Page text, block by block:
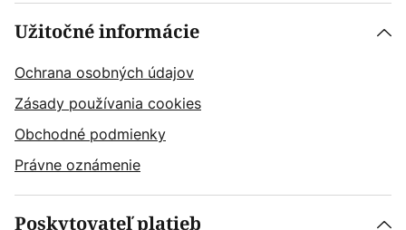
Užitočné informácie
Ochrana osobných údajov
Zásady používania cookies
Obchodné podmienky
Právne oznámenie
Poskytovateľ platieb